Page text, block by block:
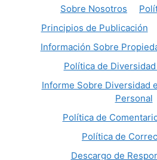
Sobre Nosotros
Principios de Publicación
Información Sobre
Política de
Informe Sobre Diversidad
Personal
Política de
Política de
Descargo de